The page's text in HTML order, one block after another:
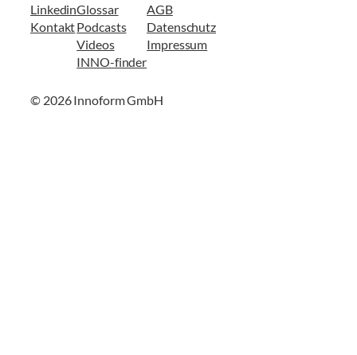
Linkedin
Kontakt
Glossar
Podcasts
Videos
INNO-finder
AGB
Datenschutz
Impressum
© 2026 Innoform GmbH